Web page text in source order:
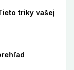
triky vašej